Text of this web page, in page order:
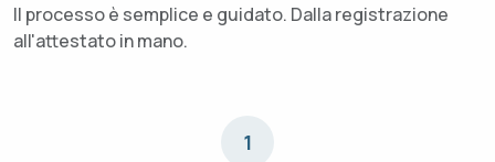
Il processo è semplice e guidato. Dalla registrazione
all'attestato in mano.
1